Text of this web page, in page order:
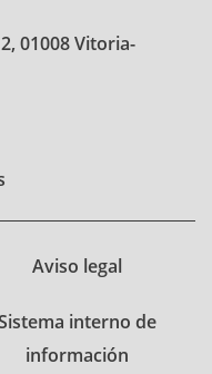
01008 Vitoria-
Aviso legal
interno de
información